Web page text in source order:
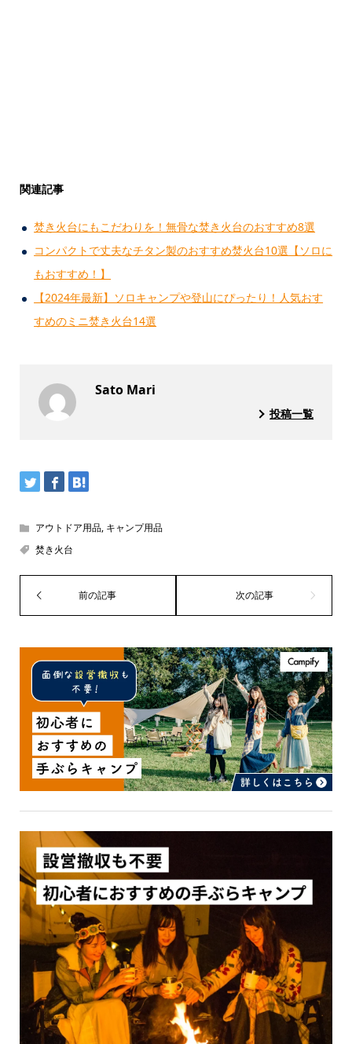
関連記事
焚き火台にもこだわりを！無骨な焚き火台のおすすめ8選
コンパクトで丈夫なチタン製のおすすめ焚火台10選【ソロに
もおすすめ！】
【2024年最新】ソロキャンプや登山にぴったり！人気おす
すめのミニ焚き火台14選
Sato Mari
投稿一覧
アウトドア用品, キャンプ用品
焚き火台